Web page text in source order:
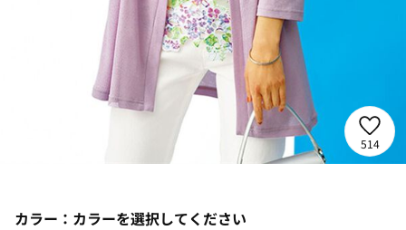
514
カラー： カラーを選択してください